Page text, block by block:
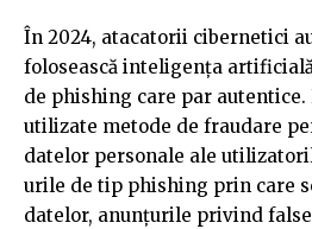
În 2024, atacatorii cibernetici
folosească inteligența
de phishing care par
utilizate metode de fraudare
datelor personale ale
urile de tip phishing prin care
datelor, anunțurile privind